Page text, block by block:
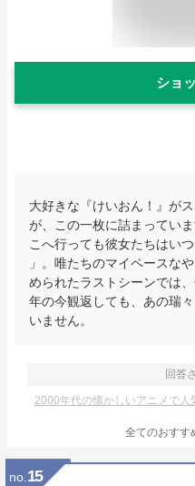
ショ
大好きな『けいおん！』が
が、この一枚に詰まってい
こへ行っても彼女たちはい
」。唯たちのマイペースな
められたラストシーンでは
年の今観返しても、あの瑞
いません。
回答
2000年代の懐かしいアニメで人
全てのおすす
no. 15